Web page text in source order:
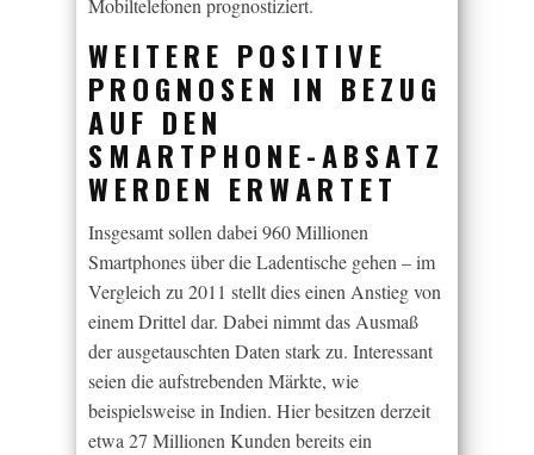
Mobiltelefonen prognostiziert.
WEITERE POSITIVE
PROGNOSEN IN BEZUG
AUF DEN
SMARTPHONE-ABSATZ
WERDEN ERWARTET
Insgesamt sollen dabei 960 Millionen
Smartphones über die Ladentische gehen – im
Vergleich zu 2011 stellt dies einen Anstieg von
einem Drittel dar. Dabei nimmt das Ausmaß
der ausgetauschten Daten stark zu. Interessant
seien die aufstrebenden Märkte, wie
beispielsweise in Indien. Hier besitzen derzeit
etwa 27 Millionen Kunden bereits ein